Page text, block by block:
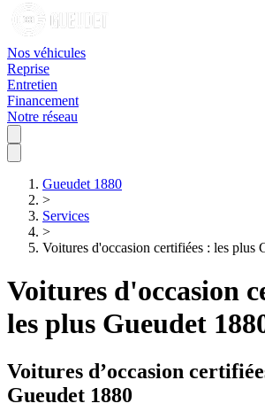
Nos véhicules
Reprise
Entretien
Financement
Notre réseau
Gueudet 1880
>
Services
>
Voitures d'occasion certifiées : les plus
Voitures d'occasion
les plus Gueudet
Voitures d’occasion
Gueudet 1880